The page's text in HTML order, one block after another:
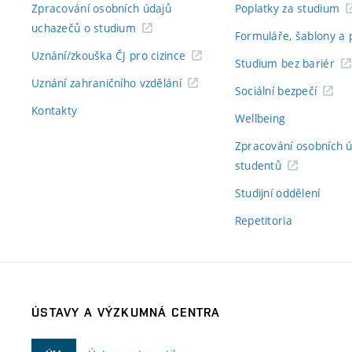
Zpracování osobních údajů
uchazečů o studium
Uznání/zkouška ČJ pro cizince
Uznání zahraničního vzdělání
Kontakty
Poplatky za studium
Formuláře, šablony a
Studium bez bariér
Sociální bezpečí
Wellbeing
Zpracování osobních
studentů
Studijní oddělení
Repetitoria
ÚSTAVY A VÝZKUMNÁ CENTRA